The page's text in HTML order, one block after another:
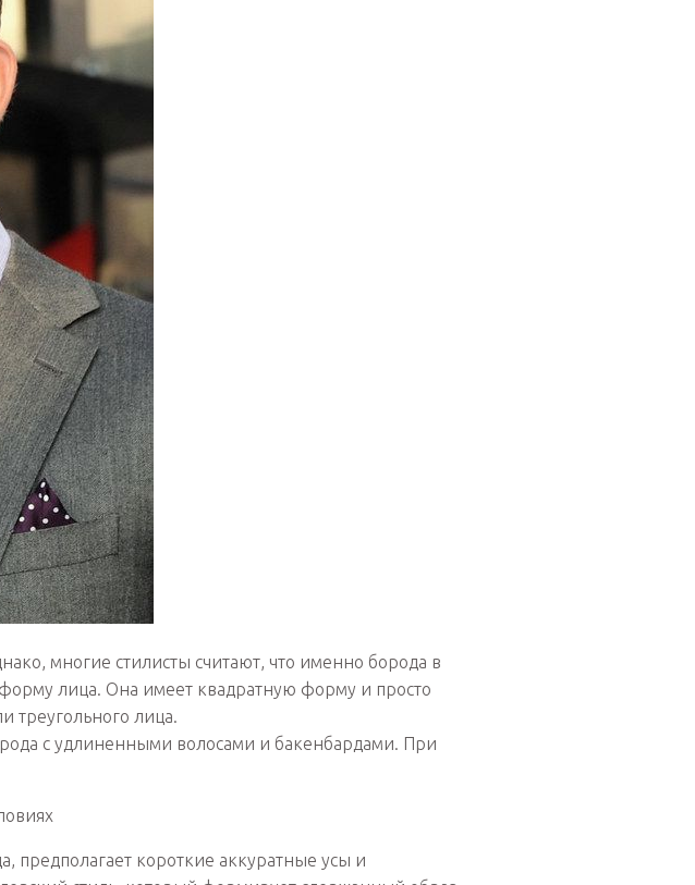
многие стилисты считают, что именно борода в
лица. Она имеет квадратную форму и просто
треугольного лица.
с удлиненными волосами и бакенбардами. При
предполагает короткие аккуратные усы и